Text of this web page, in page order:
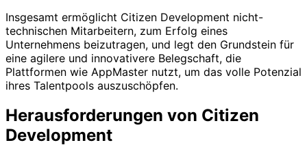
Insgesamt ermöglicht Citizen Development nicht-
technischen Mitarbeitern, zum Erfolg eines
Unternehmens beizutragen, und legt den Grundstein für
eine agilere und innovativere Belegschaft, die
Plattformen wie AppMaster nutzt, um das volle Potenzial
ihres Talentpools auszuschöpfen.
Herausforderungen von Citizen
Development